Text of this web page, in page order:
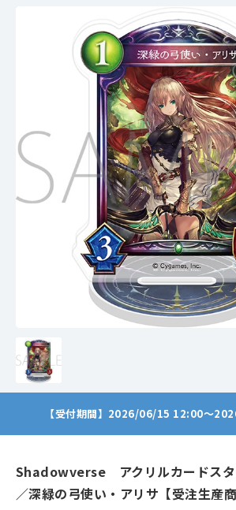
【受付期間】2026/06/15 12:00～
Shadowverse アクリルカードスタ
／深緑の弓使い・アリサ【受注生産商